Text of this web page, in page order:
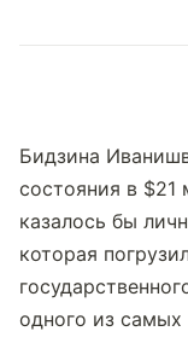
Бидзина
состояния в
казалось бы
которая
одного из